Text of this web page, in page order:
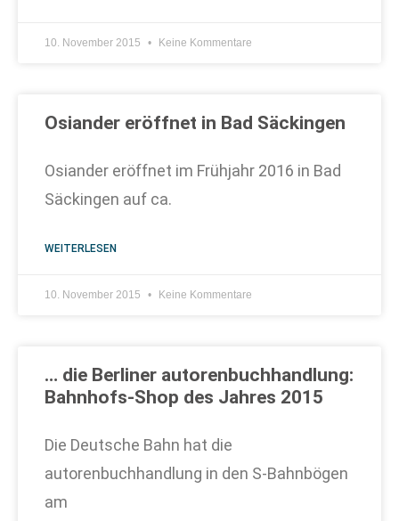
10. November 2015 Keine Kommentare
Osiander eröffnet in Bad Säckingen
Osiander eröffnet im Frühjahr 2016 in Bad
Säckingen auf ca.
WEITERLESEN
10. November 2015 Keine Kommentare
… die Berliner autorenbuchhandlung:
Bahnhofs-Shop des Jahres 2015
Die Deutsche Bahn hat die
autorenbuchhandlung in den S-Bahnbögen
am